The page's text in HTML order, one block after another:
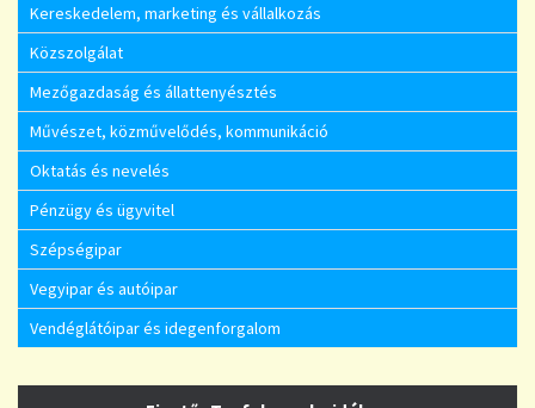
Kereskedelem, marketing és vállalkozás
Közszolgálat
Mezőgazdaság és állattenyésztés
Művészet, közművelődés, kommunikáció
Oktatás és nevelés
Pénzügy és ügyvitel
Szépségipar
Vegyipar és autóipar
Vendéglátóipar és idegenforgalom